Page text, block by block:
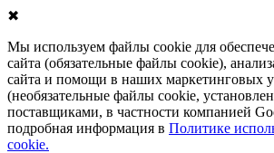
✖
Мы используем файлы cookie для
сайта (обязательные файлы cookie),
сайта и помощи в наших маркетинговых
(необязательные файлы cookie,
поставщиками, в частности компанией
подробная информация в Политике
cookie.